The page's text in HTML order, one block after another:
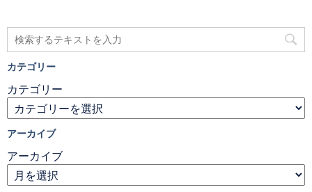
カテゴリー
カテゴリー
アーカイブ
アーカイブ